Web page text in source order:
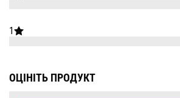
1
ОЦІНІТЬ ПРОДУКТ